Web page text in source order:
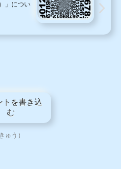
」につい
トを書き込
む
ゅう）